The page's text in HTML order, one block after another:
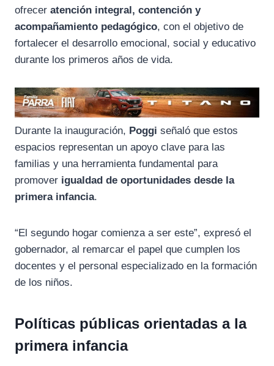
ofrecer atención integral, contención y
acompañamiento pedagógico, con el objetivo de
fortalecer el desarrollo emocional, social y educativo
durante los primeros años de vida.
Durante la inauguración, Poggi señaló que estos
espacios representan un apoyo clave para las
familias y una herramienta fundamental para
promover igualdad de oportunidades desde la
primera infancia.
“El segundo hogar comienza a ser este”, expresó el
gobernador, al remarcar el papel que cumplen los
docentes y el personal especializado en la formación
de los niños.
Políticas públicas orientadas a la
primera infancia